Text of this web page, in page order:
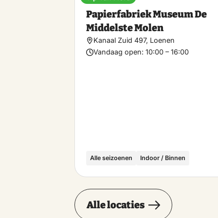
Papierfabriek Museum De
Middelste Molen
Kanaal Zuid 497, Loenen
Vandaag open: 10:00 – 16:00
Alle seizoenen Indoor / Binnen
Alle locaties